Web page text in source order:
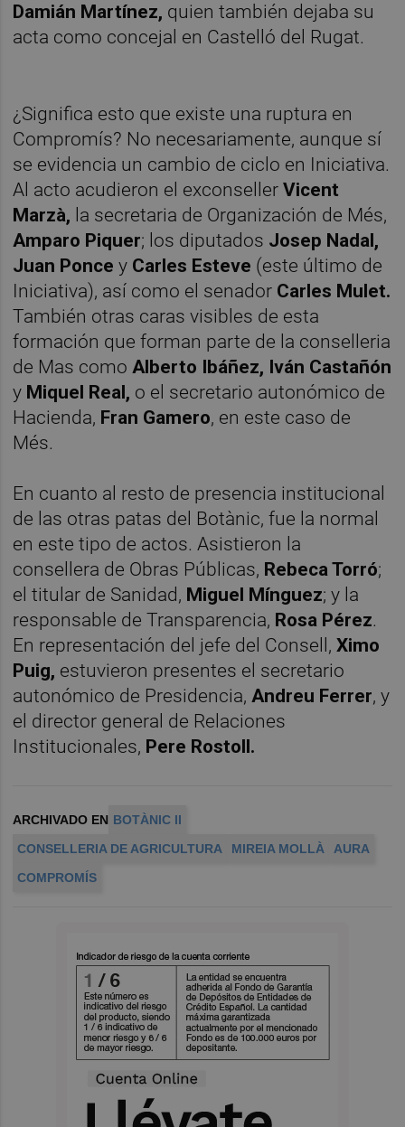
Damián Martínez, quien también dejaba su
acta como concejal en Castelló del Rugat.
¿Significa esto que existe una ruptura en
Compromís? No necesariamente, aunque sí
se evidencia un cambio de ciclo en Iniciativa.
Al acto acudieron el exconseller Vicent
Marzà, la secretaria de Organización de Més,
Amparo Piquer; los diputados Josep Nadal,
Juan Ponce y Carles Esteve (este último de
Iniciativa), así como el senador Carles Mulet.
También otras caras visibles de esta
formación que forman parte de la conselleria
de Mas comoAlberto Ibáñez, Iván Castañón
y Miquel Real, o el secretario autonómico de
Hacienda, Fran Gamero, en este caso de
Més.
En cuanto al resto de presencia institucional
de las otras patas del Botànic, fue la normal
en este tipo de actos. Asistieron la
consellera de Obras Públicas, Rebeca Torró;
el titular de Sanidad, Miguel Mínguez; y la
responsable de Transparencia, Rosa Pérez.
En representación del jefe del Consell,Ximo
Puig, estuvieron presentes el secretario
autonómico de Presidencia,Andreu Ferrer, y
el director general de Relaciones
Institucionales, Pere Rostoll.
ARCHIVADO EN BOTÀNIC II
CONSELLERIA DE AGRICULTURA
MIREIA MOLLÀ
AURA
COMPROMÍS